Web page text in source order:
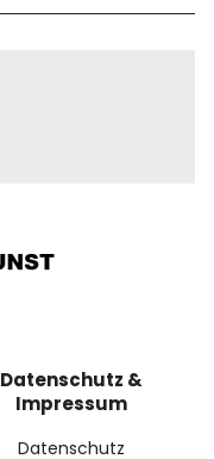
Datenschutz &
Impressum
Datenschutz